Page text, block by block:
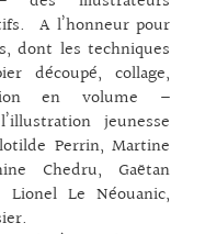
A l’honneur pour
dont les techniques
découpé, collage,
en volume –
jeunesse
Perrin, Martine
Chedru, Gaëtan
Lionel Le Néouanic,